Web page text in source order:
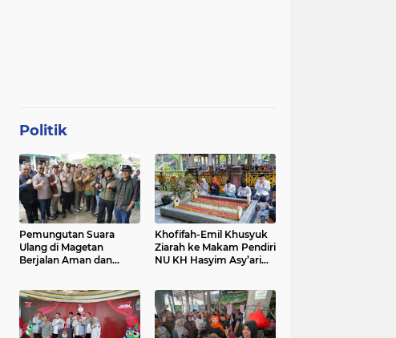
Politik
Pemungutan Suara
Ulang di Magetan
Berjalan Aman dan
Khofifah-Emil Khusyuk
Ziarah ke Makam Pendiri
NU KH Hasyim Asy’ari